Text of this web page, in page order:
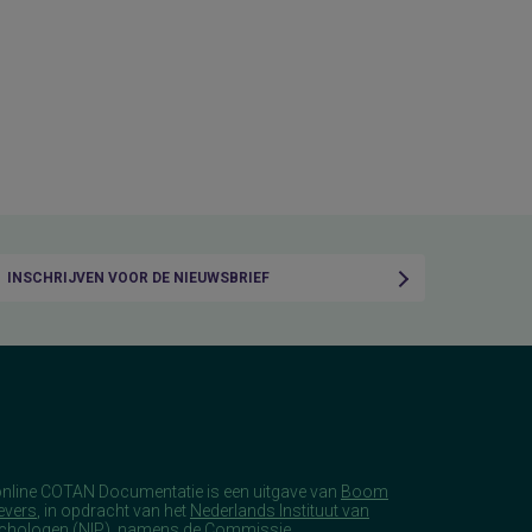
INSCHRIJVEN VOOR DE NIEUWSBRIEF
COTAN Documentatie is een uitgave van Boom
, in opdracht van het Nederlands Instituut van